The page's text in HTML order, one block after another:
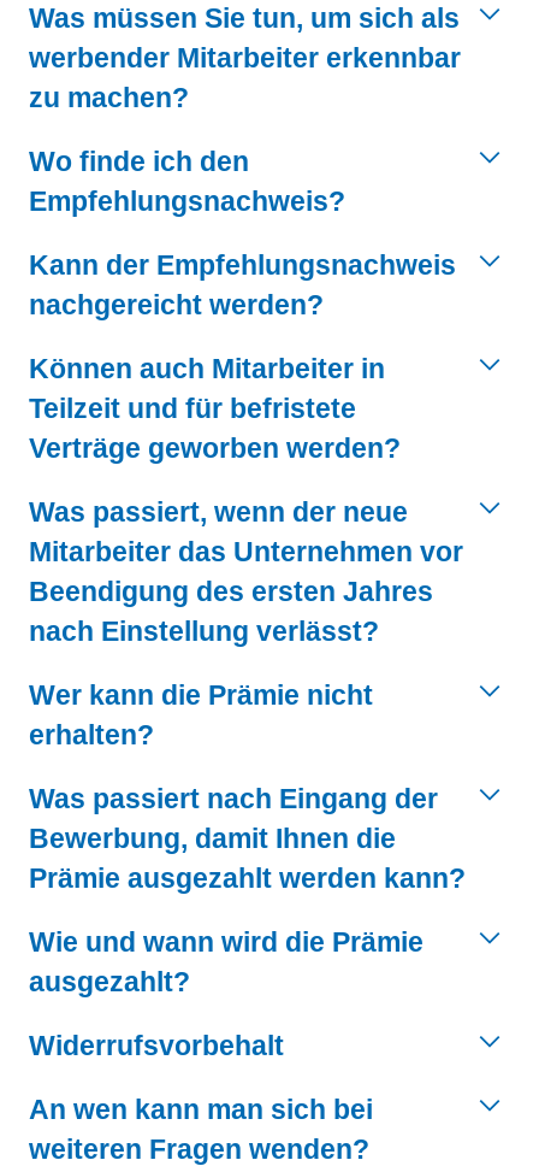
Was müssen Sie tun, um sich als
werbender Mitarbeiter erkennbar
zu machen?
Wo finde ich den
Empfehlungsnachweis?
Kann der Empfehlungsnachweis
nachgereicht werden?
Können auch Mitarbeiter in
Teilzeit und für befristete
Verträge geworben werden?
Was passiert, wenn der neue
Mitarbeiter das Unternehmen vor
Beendigung des ersten Jahres
nach Einstellung verlässt?
Wer kann die Prämie nicht
erhalten?
Was passiert nach Eingang der
Bewerbung, damit Ihnen die
Prämie ausgezahlt werden kann?
Wie und wann wird die Prämie
ausgezahlt?
Widerrufsvorbehalt
An wen kann man sich bei
weiteren Fragen wenden?